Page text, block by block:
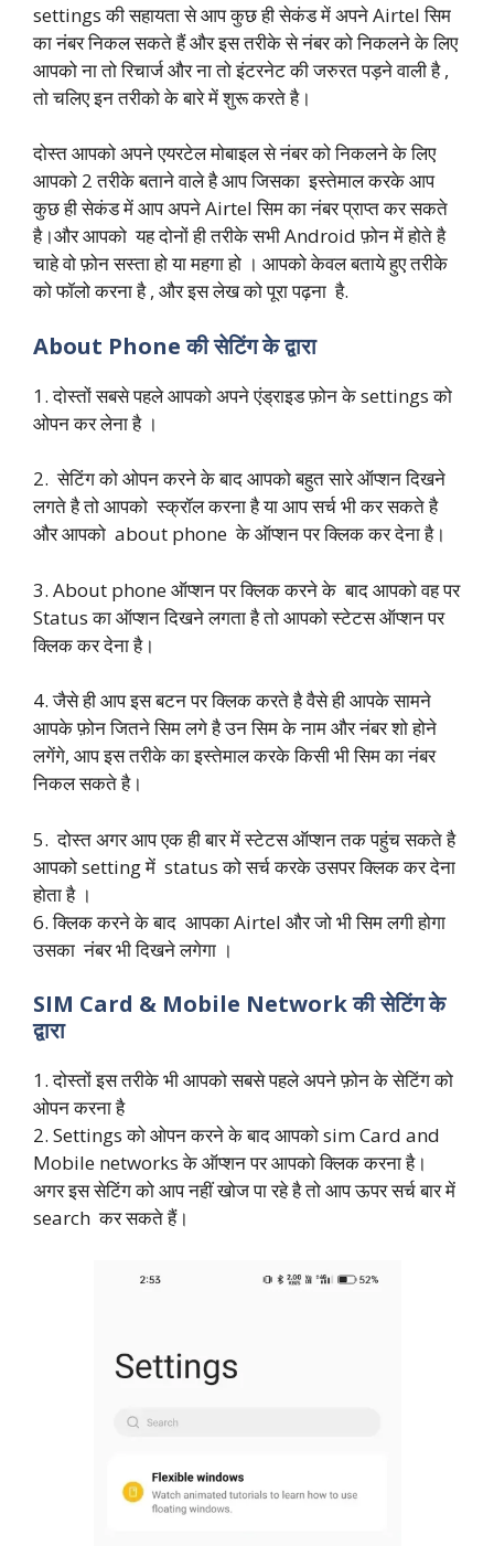
settings की सहायता से आप कुछ ही सेकंड में अपने Airtel सिम
का नंबर निकल सकते हैं और इस तरीके से नंबर को निकलने के लिए
आपको ना तो रिचार्ज और ना तो इंटरनेट की जरुरत पड़ने वाली है ,
तो चलिए इन तरीको के बारे में शुरू करते है।
दोस्त आपको अपने एयरटेल मोबाइल से नंबर को निकलने के लिए
आपको 2 तरीके बताने वाले है आप जिसका इस्तेमाल करके आप
कुछ ही सेकंड में आप अपने Airtel सिम का नंबर प्राप्त कर सकते
है।और आपको यह दोनों ही तरीके सभी Android फ़ोन में होते है
चाहे वो फ़ोन सस्ता हो या महगा हो । आपको केवल बताये हुए तरीके
को फॉलो करना है , और इस लेख को पूरा पढ़ना है.
About Phone की सेटिंग के द्वारा
1. दोस्तों सबसे पहले आपको अपने एंड्राइड फ़ोन के settings को
ओपन कर लेना है ।
2. सेटिंग को ओपन करने के बाद आपको बहुत सारे ऑप्शन दिखने
लगते है तो आपको स्क्रॉल करना है या आप सर्च भी कर सकते है
और आपको about phone के ऑप्शन पर क्लिक कर देना है।
3. About phone ऑप्शन पर क्लिक करने के बाद आपको वह पर
Status का ऑप्शन दिखने लगता है तो आपको स्टेटस ऑप्शन पर
क्लिक कर देना है।
4. जैसे ही आप इस बटन पर क्लिक करते है वैसे ही आपके सामने
आपके फ़ोन जितने सिम लगे है उन सिम के नाम और नंबर शो होने
लगेंगे, आप इस तरीके का इस्तेमाल करके किसी भी सिम का नंबर
निकल सकते है।
5. दोस्त अगर आप एक ही बार में स्टेटस ऑप्शन तक पहुंच सकते है
आपको setting में status को सर्च करके उसपर क्लिक कर देना
होता है ।
6. क्लिक करने के बाद आपका Airtel और जो भी सिम लगी होगा
उसका नंबर भी दिखने लगेगा ।
SIM Card & Mobile Network की सेटिंग के
द्वारा
1. दोस्तों इस तरीके भी आपको सबसे पहले अपने फ़ोन के सेटिंग को
ओपन करना है
2. Settings को ओपन करने के बाद आपको sim Card and
Mobile networks के ऑप्शन पर आपको क्लिक करना है।
अगर इस सेटिंग को आप नहीं खोज पा रहे है तो आप ऊपर सर्च बार में
search कर सकते हैं।